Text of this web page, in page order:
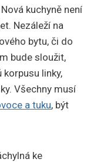
Nová kuchyně není
Nezáleží na
bytu, či do
bude sloužit,
linky,
Všechny musí
a tuku, být
ke